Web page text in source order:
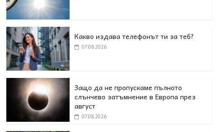
Какво издава телефонът ти за теб?
07.08.2026
Защо да не пропускаме пълното
слънчево затъмнение в Европа през
август
07.08.2026